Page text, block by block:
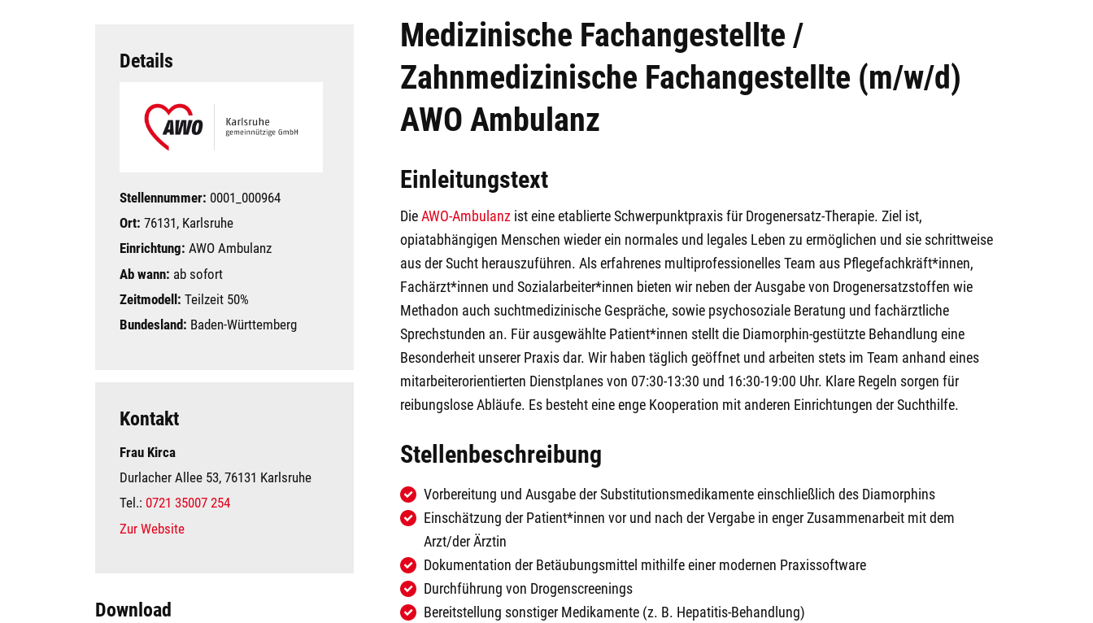
Details
Stellennummer: 0001_000964
Ort: 76131, Karlsruhe
Einrichtung: AWO Ambulanz
Ab wann: ab sofort
Zeitmodell: Teilzeit 50%
Bundesland: Baden-Württemberg
Kontakt
Frau Kirca
Durlacher Allee 53, 76131 Karlsruhe
Tel.: 0721 35007 254
Zur Website
Download
Medizinische Fachangestellte /
Zahnmedizinische Fachangestellte (m/w/d)
AWO Ambulanz
Einleitungstext
DieAWO-Ambulanz isteine etablierte Schwerpunktpraxis für Drogenersatz-Therapie. Ziel ist,
opiatabhängigen Menschen wieder ein normales und legales Leben zu ermöglichen und sie schrittweise
aus der Sucht herauszuführen. Als erfahrenes multiprofessionelles Team aus Pflegefachkräft*innen,
Fachärzt*innen und Sozialarbeiter*innen bieten wir neben der Ausgabe von Drogenersatzstoffen wie
Methadon auch suchtmedizinische Gespräche, sowie psychosoziale Beratung und fachärztliche
Sprechstunden an. Für ausgewählte Patient*innen stellt die Diamorphin-gestützte Behandlung eine
Besonderheit unserer Praxis dar. Wir haben täglich geöffnet und arbeiten stets im Team anhand eines
mitarbeiterorientierten Dienstplanes von 07:30-13:30 und 16:30-19:00 Uhr. Klare Regeln sorgen für
reibungslose Abläufe. Es besteht eine enge Kooperation mit anderen Einrichtungen der Suchthilfe.
Stellenbeschreibung
Vorbereitung und Ausgabe der Substitutionsmedikamente einschließlich des Diamorphins
Einschätzung der Patient*innen vor und nach der Vergabe in enger Zusammenarbeit mit dem
Arzt/der Ärztin
Dokumentation der Betäubungsmittel mithilfe einer modernen Praxissoftware
Durchführung von Drogenscreenings
Bereitstellung sonstiger Medikamente (z. B. Hepatitis-Behandlung)